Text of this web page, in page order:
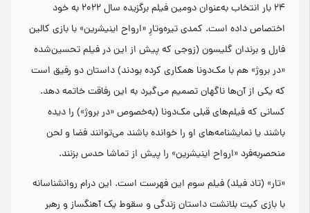
۲۴ بار انتخاب به‌عنوان دومین فیلم برگزیده سال ۲۰۲۲ به خود
اختصاص داده است. کمدی تیره‌وتارِ «ارواح اینیشرین» با بازی کالین
فارل و برندان گلیسون (زوجی که پیش از این در فیلم تحسین‌شده
«در بروژ» هم با مک‌دونا همکاری کرده بودند) داستان دو رفیق است
که یکی از آن‌ها ناگهان تصمیم می‌گیرد به این رفاقت خاتمه دهد.
کسانی که فیلم‌های قبلی مک‌دونا (به‌خصوص «در بروژ») را دیده
باشند یا نمایشنامه‌های او را خوانده باشند می‌توانند فضا و لحن
منحصربه‌فرد «ارواح اینیشرین» را پیش از تماشا حدس بزنند.
«تار» (تاد فیلد) فیلم سوم این فهرست است. این درام روانشناسانه
با بازی کیت بلانشت داستان زندگی و سقوط یک آهنگساز و رهبر